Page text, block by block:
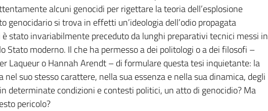
alcuni genocidi per rigettare la teoria dell’esplosione
genocidario si trova in effetti un’ideologia dell’odio propagata
stato invariabilmente preceduto da lunghi preparativi tecnici messi in
Stato moderno. Il che ha permesso a dei politologi o a dei filosofi –
Laqueur o Hannah Arendt – di formulare questa tesi inquietante: la
suo stesso carattere, nella sua essenza e nella sua dinamica, degli
determinate condizioni e contesti politici, un atto di genocidio? Ma
pericolo?